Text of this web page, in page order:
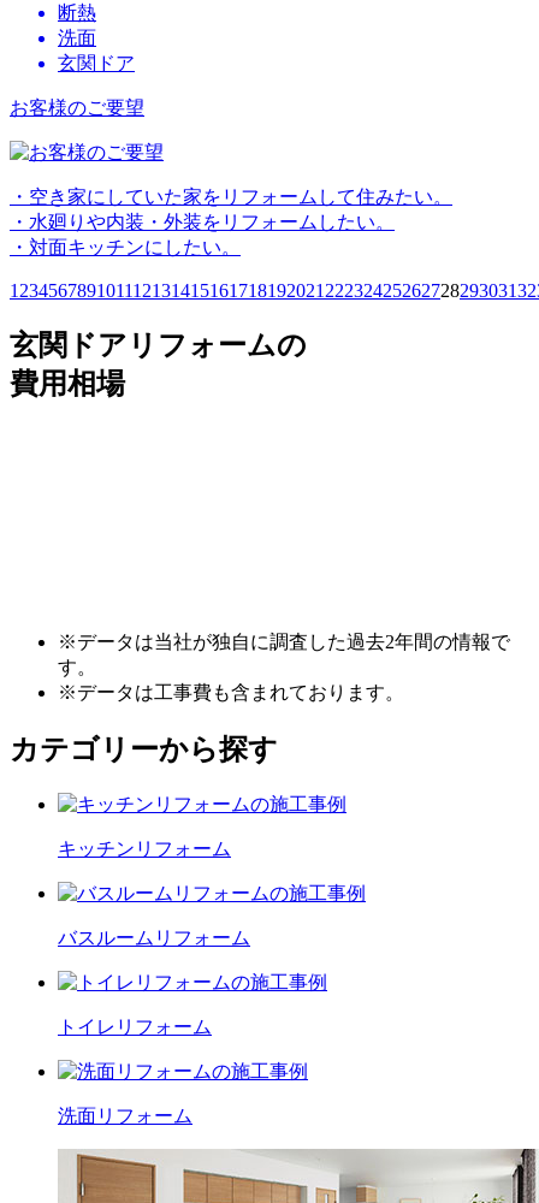
断熱
洗面
玄関ドア
お客様のご要望
・空き家にしていた家をリフォームして住みたい。
・水廻りや内装・外装をリフォームしたい。
・対面キッチンにしたい。
1 23456789101112131415161718192021 2223242526272829303132
玄関ドアリフォームの
費用相場
※データは当社が独自に調査した過去2年間の情報で
す。
※データは工事費も含まれております。
カテゴリーから探す
キッチン リフォーム
バスルーム リフォーム
トイレ リフォーム
洗面リフォーム